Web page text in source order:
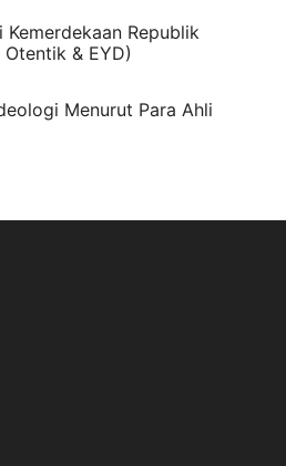
Kemerdekaan Republik
& EYD)
Menurut Para Ahli